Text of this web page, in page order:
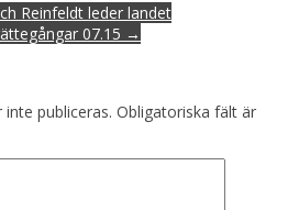
Reinfeldt leder landet
07.15 →
publiceras. Obligatoriska fält är